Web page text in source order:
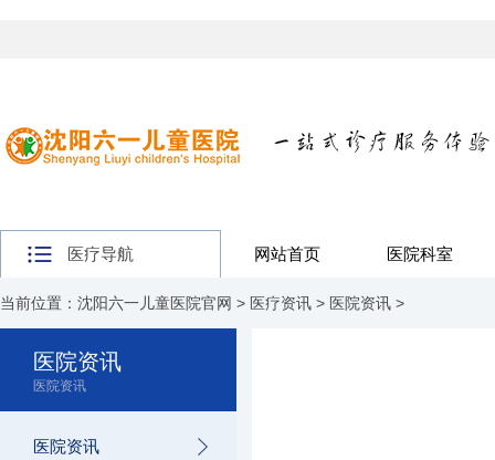
医疗导航 网站首页 医院科室
当前位置： 沈阳六一儿童医院官网 > 医疗资讯 > 医院资讯 >
医院资讯
医院资讯
医院资讯